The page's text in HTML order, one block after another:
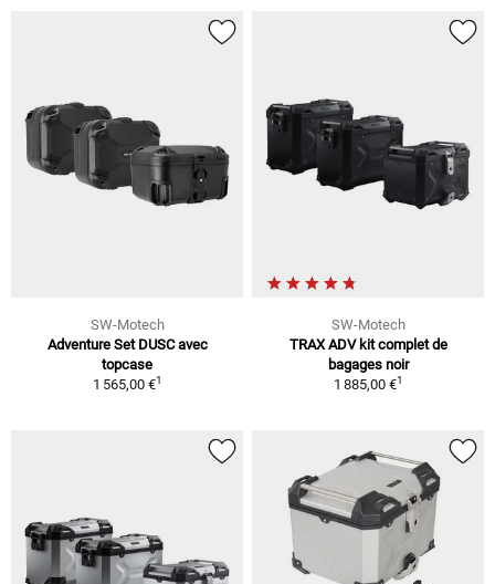
SW-Motech
Adventure Set DUSC avec
topcase
1 565,00 €1
SW-Motech
TRAX ADV kit complet de
bagages noir
1 885,00 €1